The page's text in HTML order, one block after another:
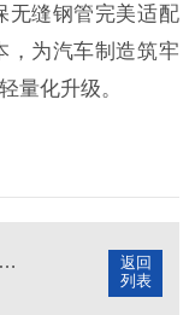
无缝钢管完美适配
，为汽车制造筑牢
量化升级。
返回
列表
汽车零部件用无缝钢管选择要点，筑牢整车安全根基